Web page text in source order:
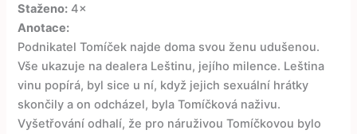
Staženo: 4×
Anotace:
Podnikatel Tomíček najde doma svou ženu udušenou.
Vše ukazuje na dealera Leštinu, jejího milence. Leština
vinu popírá, byl sice u ní, když jejich sexuální hrátky
skončily a on odcházel, byla Tomíčková naživu.
Vyšetřování odhalí, že pro náruživou Tomíčkovou bylo